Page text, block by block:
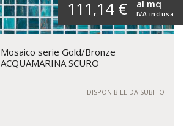
111,14 € IVA inclusa
al mq
Mosaico serie Gold/Bronze
ACQUAMARINA SCURO
DISPONIBILE DA SUBITO